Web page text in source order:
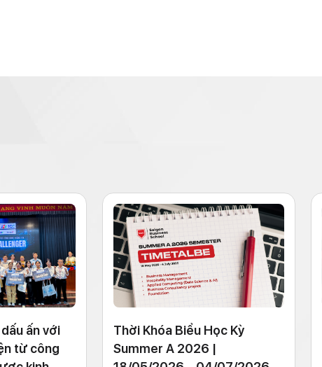
ấn với
từ công
Thời Khóa Biểu Học Kỳ
Summer A 2026 |